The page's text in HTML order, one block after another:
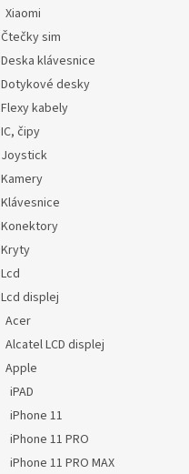
Xiaomi
Čtečky sim
Deska klávesnice
Dotykové desky
Flexy kabely
IC, čipy
Joystick
Kamery
Klávesnice
Konektory
Kryty
Lcd
Lcd displej
Acer
Alcatel LCD displej
Apple
iPAD
iPhone 11
iPhone 11 PRO
iPhone 11 PRO MAX